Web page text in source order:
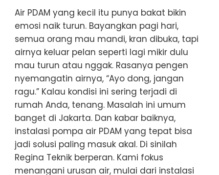
Air PDAM yang kecil itu punya bakat bikin
emosi naik turun. Bayangkan pagi hari,
semua orang mau mandi, kran dibuka, tapi
airnya keluar pelan seperti lagi mikir dulu
mau turun atau nggak. Rasanya pengen
nyemangatin airnya, “Ayo dong, jangan
ragu.” Kalau kondisi ini sering terjadi di
rumah Anda, tenang. Masalah ini umum
banget di Jakarta. Dan kabar baiknya,
instalasi pompa air PDAM yang tepat bisa
jadi solusi paling masuk akal. Di sinilah
Regina Teknik berperan. Kami fokus
menangani urusan air, mulai dari instalasi